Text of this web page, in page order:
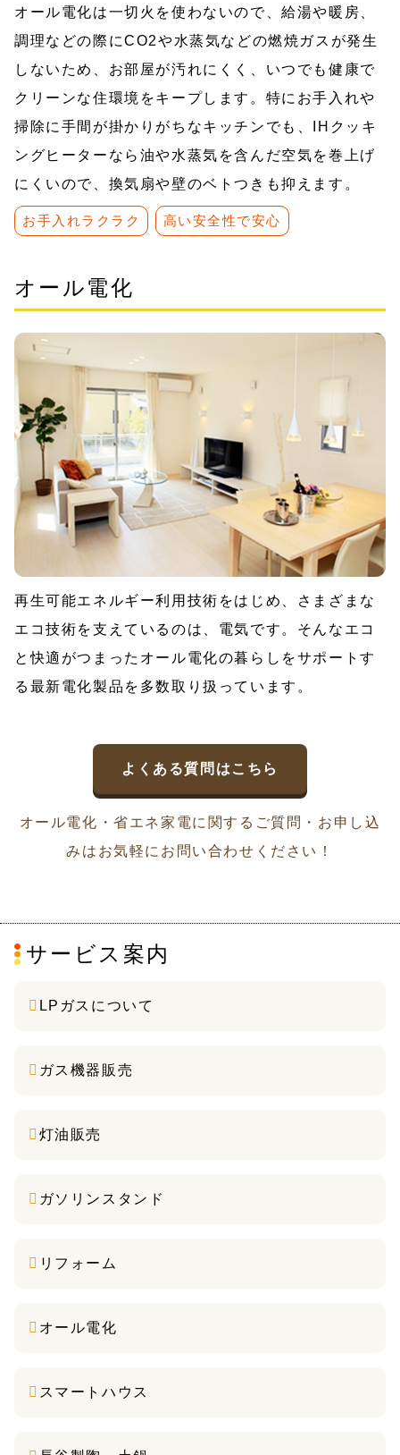
オール電化は一切火を使わないので、給湯や暖房、
調理などの際にCO2や水蒸気などの燃焼ガスが発生
しないため、お部屋が汚れにくく、いつでも健康で
クリーンな住環境をキープします。特にお手入れや
掃除に手間が掛かりがちなキッチンでも、IHクッキ
ングヒーターなら油や水蒸気を含んだ空気を巻上げ
にくいので、換気扇や壁のベトつきも抑えます。
お手入れラクラク 高い安全性で安心
オール電化
再生可能エネルギー利用技術をはじめ、さまざまな
エコ技術を支えているのは、電気です。そんなエコ
と快適がつまったオール電化の暮らしをサポートす
る最新電化製品を多数取り扱っています。
よくある質問はこちら
オール電化・省エネ家電に関するご質問・お申し込
みはお気軽にお問い合わせください！
サービス案内
LPガスについて
ガス機器販売
灯油販売
ガソリンスタンド
リフォーム
オール電化
スマートハウス